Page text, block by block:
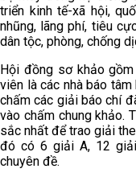
triển kinh tế-xã hội,
nhũng, lãng phí, tiêu
dân tộc, phòng, chống
Hội đồng sơ khảo
viên là các nhà báo
chấm các giải báo chí
vào chấm chung khảo.
sắc nhất để trao giải
đó có 6 giải A, 12
chuyên đề.